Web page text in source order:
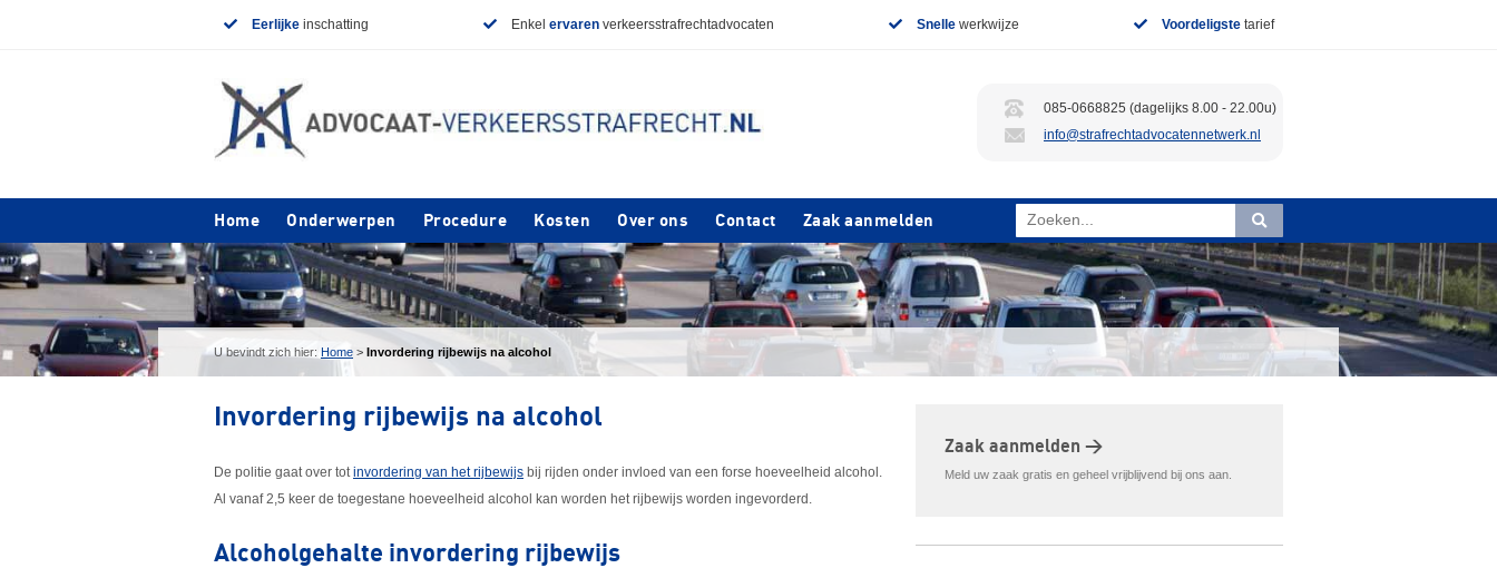
Eerlijkeinschatting Enkel ervarenverkeersstrafrechtadvocaten Snellewerkwijze Voordeligstetarief
085-0668825 (dagelijks 8.00 - 22.00u)
info@strafrechtadvocatennetwerk.nl
Home Onderwerpen Procedure Kosten Over ons Contact Zaak aanmelden
U bevindt zich hier: Home > Invordering rijbewijs na alcohol
Invordering rijbewijs na alcohol
De politie gaat over totinvordering van het rijbewijs bij rijden onder invloed van een forse hoeveelheid alcohol.
Al vanaf 2,5 keer de toegestane hoeveelheid alcohol kan worden het rijbewijs worden ingevorderd.
Alcoholgehalte invordering rijbewijs
Zaak aanmelden >
Meld uw zaak gratis en geheel vrijblijvend bij ons aan.